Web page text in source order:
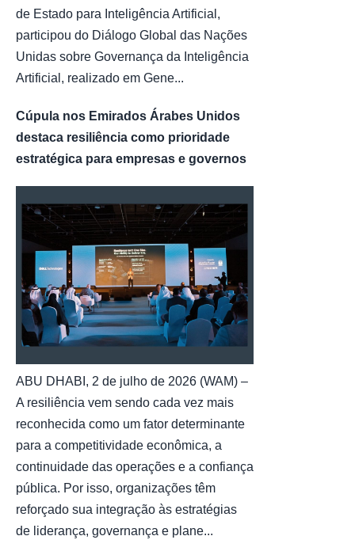
de Estado para Inteligência Artificial,
participou do Diálogo Global das Nações
Unidas sobre Governança da Inteligência
Artificial, realizado em Gene...
Cúpula nos Emirados Árabes Unidos
destaca resiliência como prioridade
estratégica para empresas e governos
ABU DHABI, 2 de julho de 2026 (WAM) –
A resiliência vem sendo cada vez mais
reconhecida como um fator determinante
para a competitividade econômica, a
continuidade das operações e a confiança
pública. Por isso, organizações têm
reforçado sua integração às estratégias
de liderança, governança e plane...